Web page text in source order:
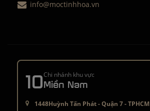
info@moctinhhoa.vn
10Chi nhánh khu vực
Miền Nam
1448Huỳnh Tấn Phát - Quận 7 - TPHCM